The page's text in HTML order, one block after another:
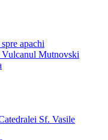
apachi
Vulcanul Mutnovski
Sf. Vasile